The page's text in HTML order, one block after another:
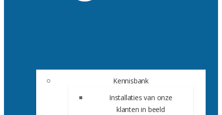
Kennisbank
Installaties van onze
klanten in beeld